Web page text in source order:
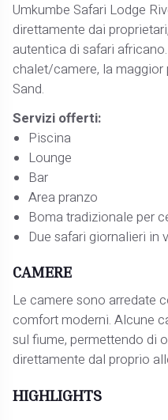
Umkumbe Safari Lodge
direttamente dai
autentica di safari
chalet/camere, la
Sand.
Servizi offerti:
Piscina
Lounge
Bar
Area pranzo
Boma tradizionale per
Due safari giornalieri in
CAMERE
Le camere sono arredate
comfort moderni. Alcune
sul fiume, permettendo di
direttamente dal proprio
HIGHLIGHTS